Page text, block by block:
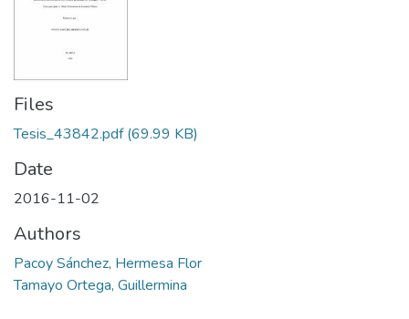
Files
Tesis_43842.pdf(69.99 KB)
Date
2016-11-02
Authors
Pacoy Sánchez, Hermesa Flor
Tamayo Ortega, Guillermina